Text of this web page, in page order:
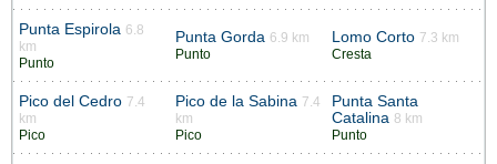
Punta Espirola 6.8
km
Punto
Punta Gorda 6.9 km
Punto
Lomo Corto 7.3 km
Cresta
Pico del Cedro 7.4
km
Pico
Pico de la Sabina 7.4
km
Pico
Punta Santa
Catalina 8 km
Punto